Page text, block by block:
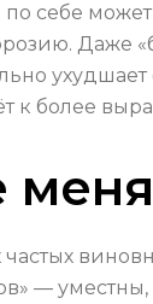
себе
Даже
к более
—